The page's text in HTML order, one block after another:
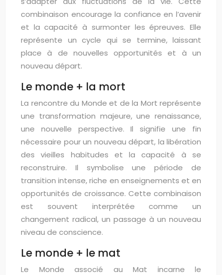
combinaison encourage la confiance en l’avenir
et la capacité à surmonter les épreuves. Elle
représente un cycle qui se termine, laissant
place à de nouvelles opportunités et à un
nouveau départ.
Le monde + la mort
La rencontre du Monde et de la Mort représente
une transformation majeure, une renaissance,
une nouvelle perspective. Il signifie une fin
nécessaire pour un nouveau départ, la libération
des vieilles habitudes et la capacité à se
reconstruire. Il symbolise une période de
transition intense, riche en enseignements et en
opportunités de croissance. Cette combinaison
est souvent interprétée comme un
changement radical, un passage à un nouveau
niveau de conscience.
Le monde + le mat
Le Monde associé au Mat incarne le